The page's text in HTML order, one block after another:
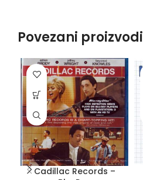
Povezani proizvodi
Cadillac Records –